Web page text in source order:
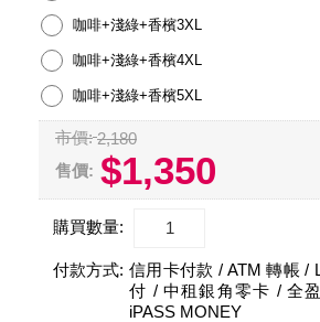
咖啡+淺綠+香檳3XL
咖啡+淺綠+香檳4XL
咖啡+淺綠+香檳5XL
市價: 2,180
售價: $1,350
購買數量:
付款方式: 信用卡付款 / ATM 轉帳 /
付 / 中租銀角零卡 / 全
iPASS MONEY